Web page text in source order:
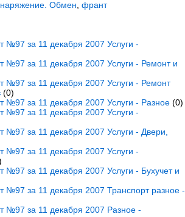
Обмен франт
№97 за 11 декабря 2007 Услуги -
№97 за 11 декабря 2007 Услуги - Ремонт и
№97 за 11 декабря 2007 Услуги - Ремонт
(0)
№97 за 11 декабря 2007 Услуги - Разное(0)
№97 за 11 декабря 2007 Услуги -
за 11 декабря 2007 Услуги - Двери,
№97 за 11 декабря 2007 Услуги -
за 11 декабря 2007 Услуги - Бухучет и
№97 за 11 декабря 2007 Транспорт разное -
№97 за 11 декабря 2007 Разное -